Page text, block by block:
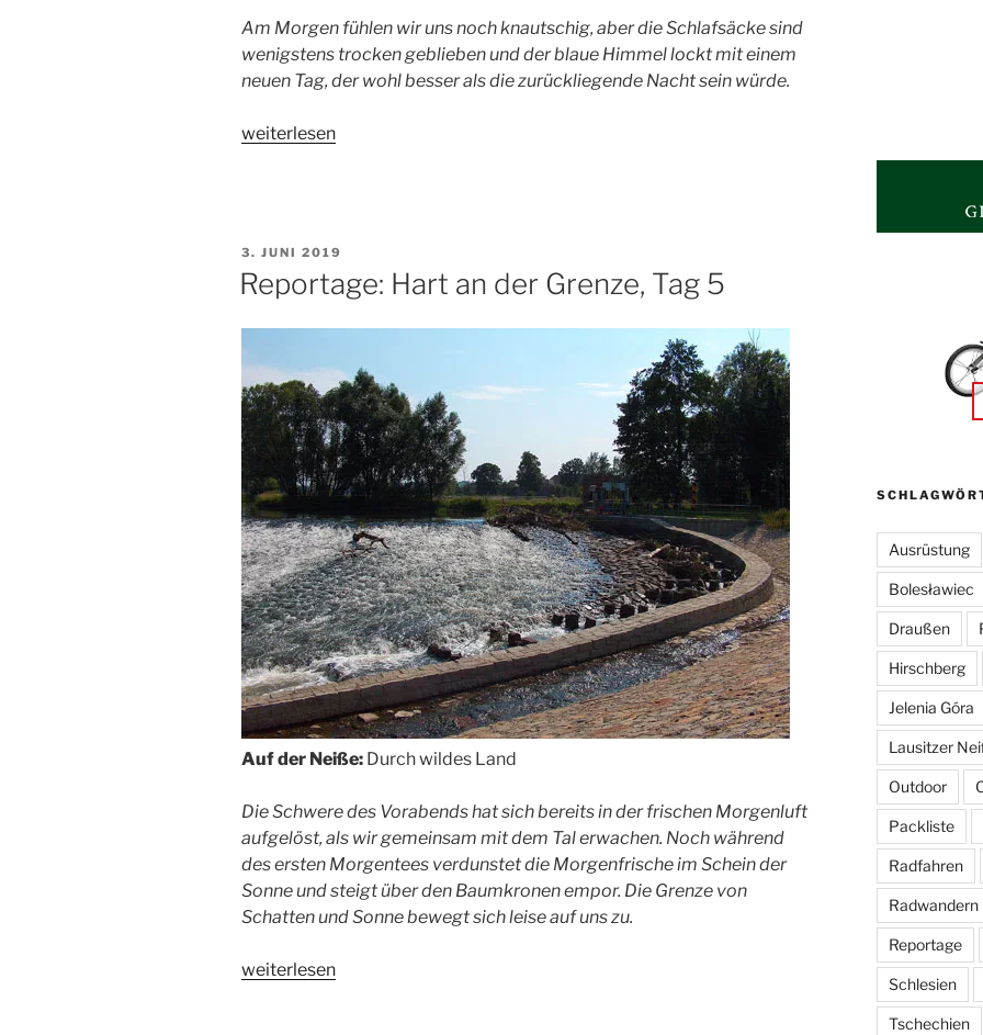
Am Morgen fühlen wir uns noch knautschig, aber die Schlafsäcke sind
wenigstens trocken geblieben und der blaue Himmel lockt mit einem
neuen Tag, der wohl besser als die zurückliegende Nacht sein würde.
„Reportage:
Tag
6“
weiterlesen
VERÖFFENTLICHT
AM
3. JUNI 2019
Reportage: Hart an der Grenze, Tag 5
Auf der Neiße: Durch wildes Land
Die Schwere des Vorabends hat sich bereits in der frischen Morgenluft
aufgelöst, als wir gemeinsam mit dem Tal erwachen. Noch während
des ersten Morgentees verdunstet die Morgenfrische im Schein der
Sonne und steigt über den Baumkronen empor. Die Grenze von
Schatten und Sonne bewegt sich leise auf uns zu.
„Reportage:
weiterlesen
Ausrüstung
Bolesławiec
Draußen
Hirschberg
Jelenia Góra
Lausitzer
Outdoor
Packliste
Radfahren
Radwandern
Reportage
Schlesien
Tschechien